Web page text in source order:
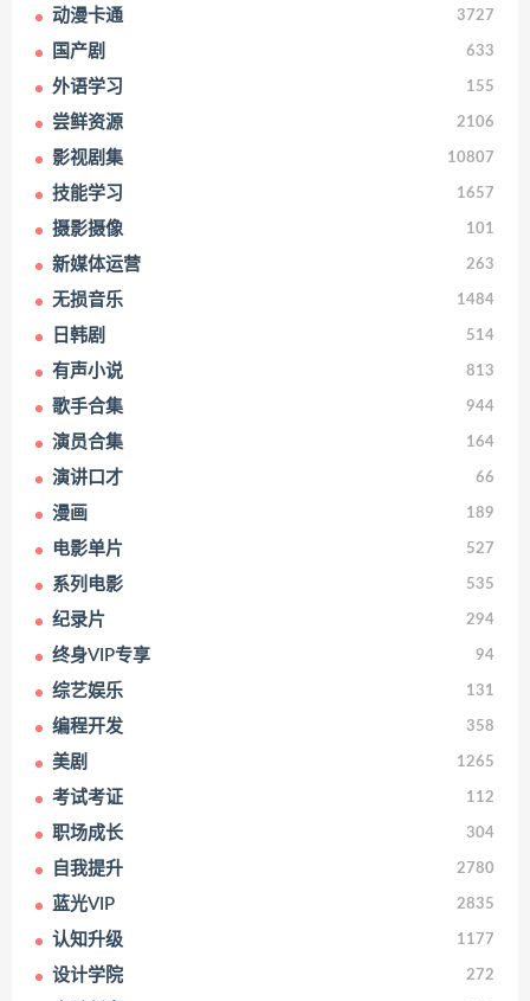
动漫卡通 3727
国产剧 633
外语学习 155
尝鲜资源 2106
影视剧集 10807
技能学习 1657
摄影摄像 101
新媒体运营 263
无损音乐 1484
日韩剧 514
有声小说 813
歌手合集 944
演员合集 164
演讲口才 66
漫画 189
电影单片 527
系列电影 535
纪录片 294
终身VIP专享 94
综艺娱乐 131
编程开发 358
美剧 1265
考试考证 112
职场成长 304
自我提升 2780
蓝光VIP 2835
认知升级 1177
设计学院 272